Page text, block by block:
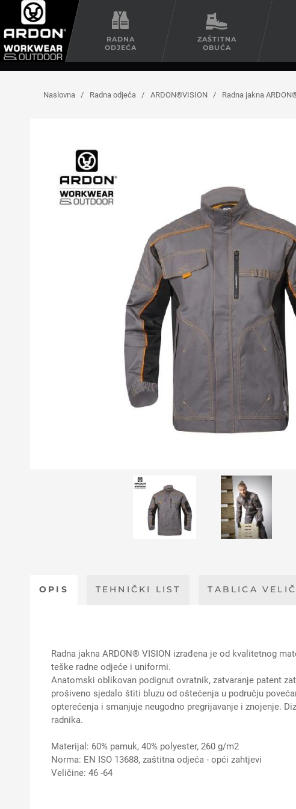
RADNA
ODJEĆA
ZAŠTITNA
OBUĆA
Naslovna / Radna odjeća / ARDON®VISION / Radna jakna
OPIS TEHNIČKI LIST TABLICA
Radna jakna ARDON® VISION izrađena je od kvalitetnog
teške radne odjeće i uniformi.
Anatomski oblikovan podignut ovratnik, zatvaranje patent
prošiveno sjedalo štiti bluzu od oštećenja u području
opterećenja i smanjuje neugodno pregrijavanje i znojenje.
radnika.
Materijal: 60% pamuk, 40% polyester, 260 g/m2
Norma: EN ISO 13688, zaštitna odjeća - opći zahtjevi
Veličine: 46 -64